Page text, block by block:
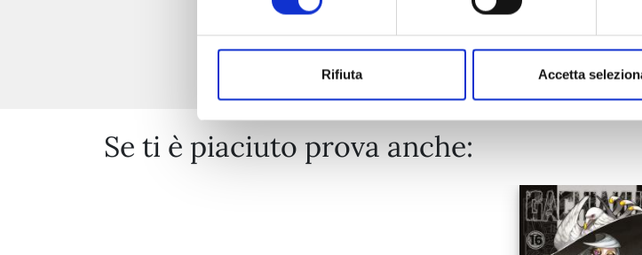
Rifiuta Accetta
Mostra tutto
Se ti è piaciuto prova anche: